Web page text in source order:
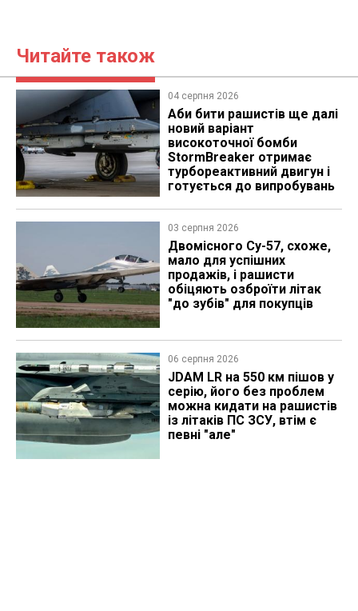
Читайте також
04 серпня 2026
Аби бити рашистів ще далі
новий варіант
високоточної бомби
StormBreaker отримає
турбореактивний двигун і
готується до випробувань
03 серпня 2026
Двомісного Су-57, схоже,
мало для успішних
продажів, і рашисти
обіцяють озброїти літак
"до зубів" для покупців
06 серпня 2026
JDAM LR на 550 км пішов у
серію, його без проблем
можна кидати на рашистів
із літаків ПС ЗСУ, втім є
певні "але"